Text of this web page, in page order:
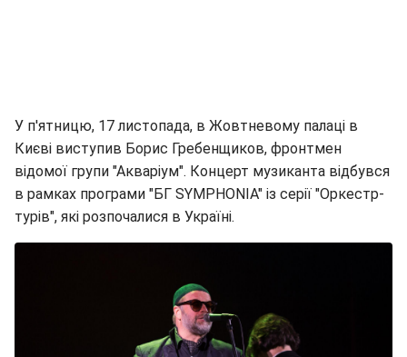
У п'ятницю, 17 листопада, в Жовтневому палаці в
Києві виступив Борис Гребенщиков, фронтмен
відомої групи "Акваріум". Концерт музиканта відбувся
в рамках програми "БГ SYMPHONIA" із серії "Оркестр-
турів", які розпочалися в Україні.